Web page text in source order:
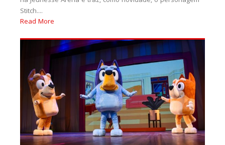
Stitch....
Read More